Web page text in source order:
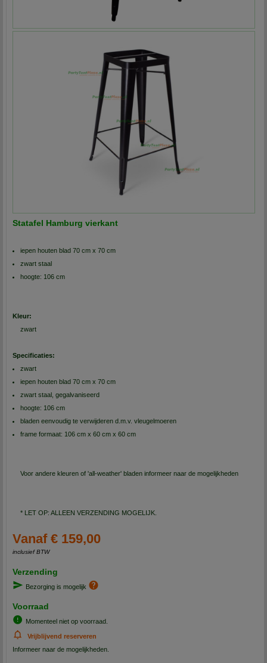
Statafel Hamburg vierkant
iepen houten blad 70 cm x 70 cm
zwart staal
hoogte: 106 cm
Kleur:
zwart
Specificaties:
zwart
iepen houten blad 70 cm x 70 cm
zwart staal, gegalvaniseerd
hoogte: 106 cm
bladen eenvoudig te verwijderen d.m.v. vleugelmoeren
frame formaat: 106 cm x 60 cm x 60 cm
Voor andere kleuren of 'all-weather' bladen informeer naar de mogelijkheden
* LET OP: ALLEEN VERZENDING MOGELIJK.
Vanaf € 159,00
inclusief BTW
Verzending
Bezorging is mogelijk
Voorraad
Momenteel niet op voorraad.
Vrijblijvend reserveren
Informeer naar de mogelijkheden.